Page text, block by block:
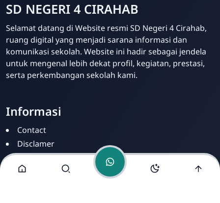
Admin
Online
SD NEGERI 4 CIRAHAB
Selamat datang di Website resmi SD Negeri 4 Cirahab,
ruang digital yang menjadi sarana informasi dan
komunikasi sekolah. Website ini hadir sebagai jendela
untuk mengenal lebih dekat profil, kegiatan, prestasi,
serta perkembangan sekolah kami.
Informasi
Contact
Disclamer
Sitemap
Privacy Policy